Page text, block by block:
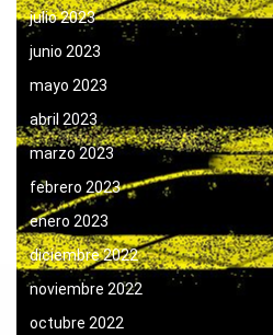
julio 2023
junio 2023
mayo 2023
abril 2023
marzo 2023
febrero 2023
enero 2023
diciembre 2022
noviembre 2022
octubre 2022